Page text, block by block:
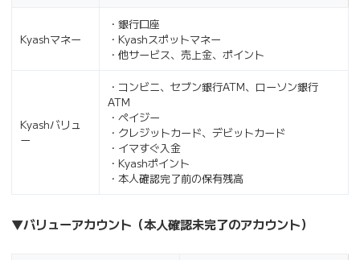
Kyashマネー
・銀行口座
・Kyashスポットマネー
・他サービス、売上金、ポイント
Kyashバリュ
ー
・コンビニ、セブン銀行ATM、ローソン銀行
ATM
・ペイジー
・クレジットカード、デビットカード
・イマすぐ入金
・Kyashポイント
・本人確認完了前の保有残高
▼バリューアカウント（本人確認未完了のアカウント）